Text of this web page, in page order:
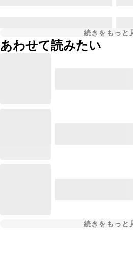
続きをもっと
あわせて読みたい
続きをもっと